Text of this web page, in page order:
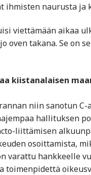
ihmisten naurusta ja
viettämään aikaa
oven takana. Se on
kiistanalaisen
niin sanotun
hallituksen
liittämisen
osoittamista,
varattu hankkeelle
toimenpidettä